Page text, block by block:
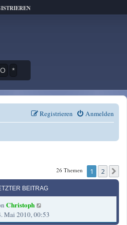
*
Anmelden
Registrieren
26 Themen 1 2
BEITRAG
Christoph
Mai 2010, 00:53